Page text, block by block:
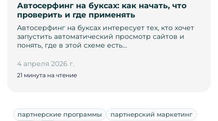
Автосерфинг на буксах: как начать, что
проверить и где применять
Автосерфинг на буксах интересует тех, кто хочет
запустить автоматический просмотр сайтов и
понять, где в этой схеме есть…
4 апреля 2026 г.
21 минута на чтение
партнерские программы
партнерский маркетинг